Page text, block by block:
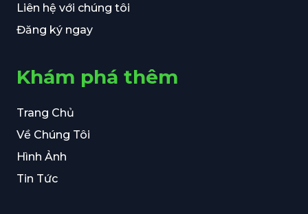
Liên hệ với chúng tôi
Đăng ký ngay
Khám phá thêm
Trang Chủ
Về Chúng Tôi
Hình Ảnh
Tin Tức